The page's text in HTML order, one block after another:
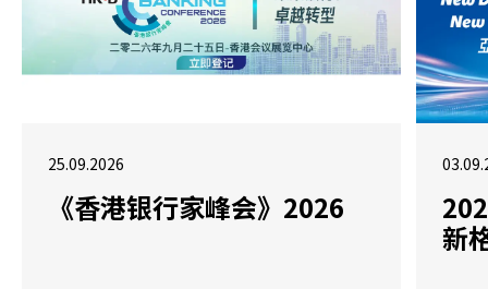
25.09.2026
《香港银行家峰会》2026
新